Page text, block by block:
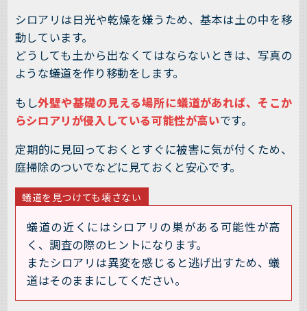
シロアリは日光や乾燥を嫌うため、基本は土の中を移
動しています。
どうしても土から出なくてはならないときは、写真の
ような蟻道を作り移動をします。
もし外壁や基礎の見える場所に蟻道があれば、そこか
らシロアリが侵入している可能性が高いです。
定期的に見回っておくとすぐに被害に気が付くため、
庭掃除のついでなどに見ておくと安心です。
蟻道を見つけても壊さない
蟻道の近くにはシロアリの巣がある可能性が高
く、調査の際のヒントになります。
またシロアリは異変を感じると逃げ出すため、蟻
道はそのままにしてください。